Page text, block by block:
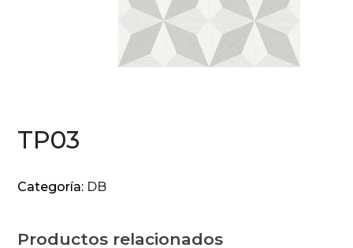
TP03
Categoría: DB
Productos relacionados